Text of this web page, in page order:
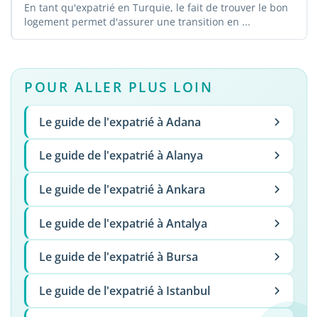
En tant qu'expatrié en Turquie, le fait de trouver le bon
logement permet d'assurer une transition en ...
POUR ALLER PLUS LOIN
Le guide de l'expatrié à Adana
Le guide de l'expatrié à Alanya
Le guide de l'expatrié à Ankara
Le guide de l'expatrié à Antalya
Le guide de l'expatrié à Bursa
Le guide de l'expatrié à Istanbul